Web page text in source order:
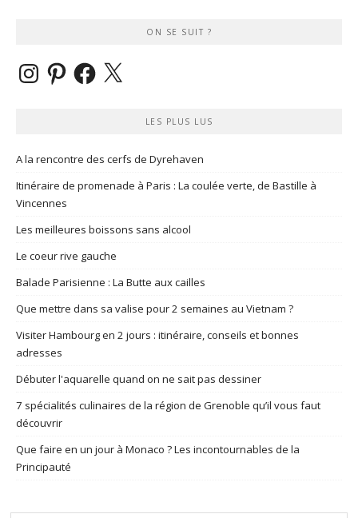
ON SE SUIT ?
InstagramPinterestFacebook
X
LES PLUS LUS
A la rencontre des cerfs de Dyrehaven
Itinéraire de promenade à Paris : La coulée verte, de Bastille à
Vincennes
Les meilleures boissons sans alcool
Le coeur rive gauche
Balade Parisienne : La Butte aux cailles
Que mettre dans sa valise pour 2 semaines au Vietnam ?
Visiter Hambourg en 2 jours : itinéraire, conseils et bonnes
adresses
Débuter l'aquarelle quand on ne sait pas dessiner
7 spécialités culinaires de la région de Grenoble qu’il vous faut
découvrir
Que faire en un jour à Monaco ? Les incontournables de la
Principauté